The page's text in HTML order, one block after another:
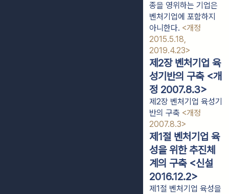
종을 영위하는 기업은
벤처기업에 포함하지
아니한다. <개정
2015.5.18,
2019.4.23>
제2장 벤처기업 육
성기반의 구축 <개
정 2007.8.3>
제2장 벤처기업 육성기
반의 구축 <개정
2007.8.3>
제1절 벤처기업 육
성을 위한 추진체
계의 구축 <신설
2016.12.2>
제1절 벤처기업 육성을